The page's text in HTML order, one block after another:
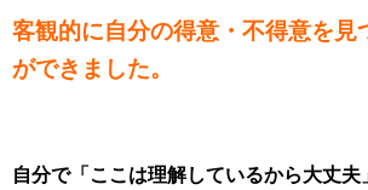
客観的に自分の得意・不得意を見
ができました。
自分で「ここは理解しているから大丈夫